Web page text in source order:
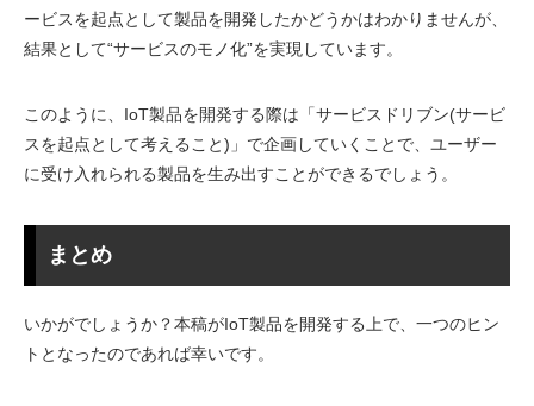
ービスを起点として製品を開発したかどうかはわかりませんが、
結果として“サービスのモノ化”を実現しています。
このように、IoT製品を開発する際は「サービスドリブン(サービ
スを起点として考えること)」で企画していくことで、ユーザー
に受け入れられる製品を生み出すことができるでしょう。
まとめ
いかがでしょうか？本稿がIoT製品を開発する上で、一つのヒン
トとなったのであれば幸いです。